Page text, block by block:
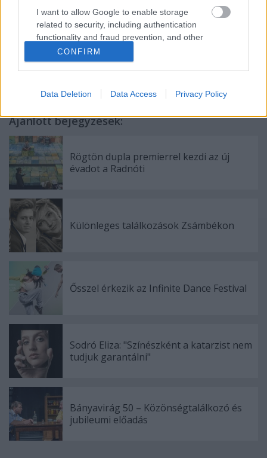
I want to allow Google to enable storage
related to security, including authentication
functionality and fraud prevention, and other
user protection.
CONFIRM
Data Deletion Data Access Privacy Policy
Forrás:www.tancelet.hu
Ajánlott bejegyzések:
Rögtön dupla premierrel kezdi az új
évadot a Radnóti
Különleges találkozások Zsámbékon
Ősszel érkezik az Infinite Dance Festival
Sodró Eliza: "Színészként a katarzist nem
tudjuk garantálni"
Bányavirág 50 – Közönségtalálkozó és
jubileumi előadás